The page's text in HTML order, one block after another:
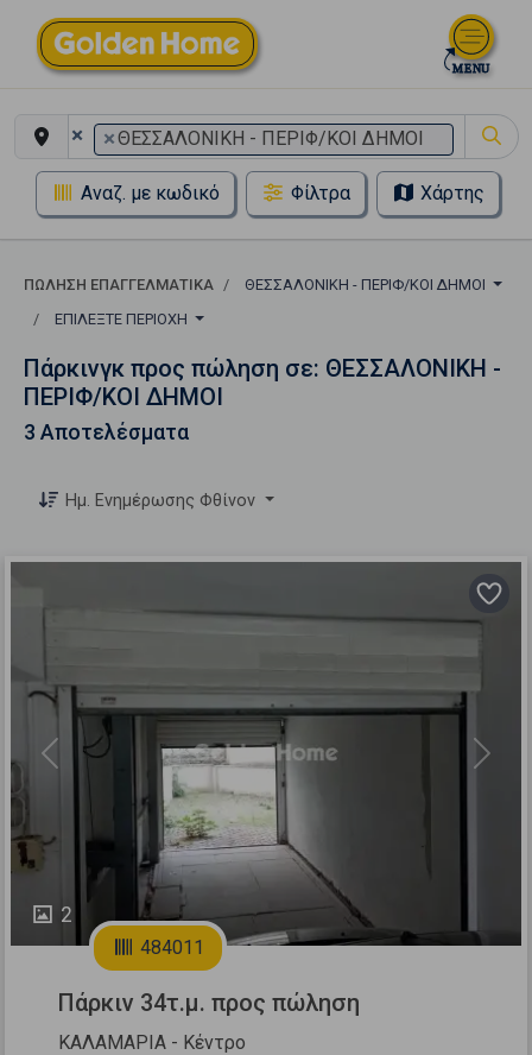
× ×ΘΕΣΣΑΛΟΝΙΚΗ - ΠΕΡΙΦ/ΚΟΙ ΔΗΜΟΙ
Αναζ. με κωδικό Φίλτρα Χάρτης
ΠΏΛΗΣΗ ΕΠΑΓΓΕΛΜΑΤΙΚΆ
ΘΕΣΣΑΛΟΝΙΚΗ - ΠΕΡΙΦ/ΚΟΙ ΔΗΜΟΙ
ΕΠΙΛΈΞΤΕ ΠΕΡΙΟΧΉ
Πάρκινγκ προς πώληση σε: ΘΕΣΣΑΛΟΝΙΚΗ -
ΠΕΡΙΦ/ΚΟΙ ΔΗΜΟΙ
3 Αποτελέσματα
Ημ. Ενημέρωσης Φθίνον
2
Previous Next
484011
Πάρκιν 34τ.μ. προς πώληση
ΚΑΛΑΜΑΡΙΑ - Κέντρο